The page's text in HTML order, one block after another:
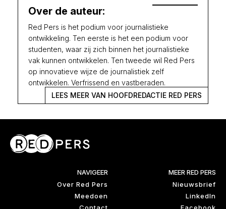
Over de auteur:
Red Pers is het podium voor journalistieke
ontwikkeling. Ten eerste is het een podium voor
studenten, waar zij zich binnen het journalistieke
vak kunnen ontwikkelen. Ten tweede wil Red Pers
op innovatieve wijze de journalistiek zelf
ontwikkelen. Verfrissend en vastberaden.
LEES MEER VAN HOOFDREDACTIE RED PERS
NAVIGEER
Over Red Pers
Meedoen
MEER RED PERS
Nieuwsbrief
LinkedIn